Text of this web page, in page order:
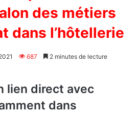
des métiers
dans l’hôtellerie
687 2 minutes de lecture
lien direct avec
dans